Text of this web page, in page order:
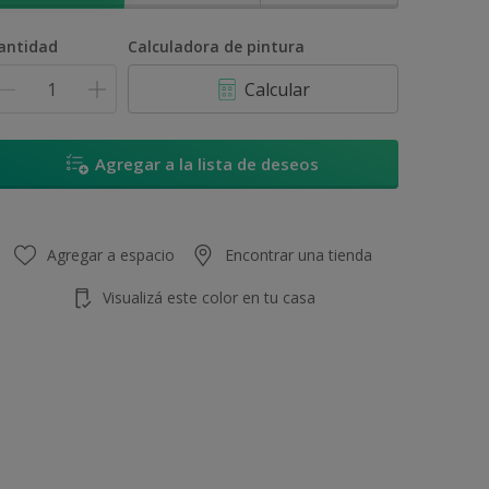
Calculadora de pintura
Calcular
Agregar a la lista de deseos
Agregar a espacio Encontrar una tienda
Visualizá este color en tu casa